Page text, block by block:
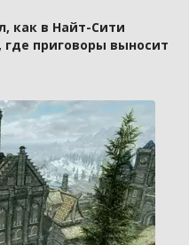
как в Найт-Сити
приговоры выносит